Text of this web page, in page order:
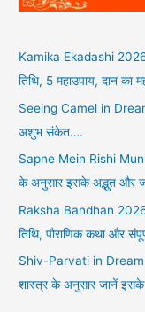
Kamika Ekadashi 2026
तिथि, 5 महाउपाय, दान का
Seeing Camel in
अशुभ संकेत….
Sapne Mein Rishi
के अनुसार इसके अद्भुत और
Raksha Bandhan
तिथि, पौराणिक कथा और
Shiv-Parvati in Dream :
शास्त्र के अनुसार जानें